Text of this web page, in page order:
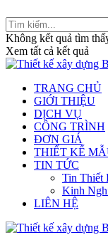
Không kết quả tìm
Xem tất cả kết quả
TRANG CHỦ
GIỚI THIỆU
DỊCH VỤ
CÔNG TRÌNH
ĐƠN GIÁ
THIẾT KẾ
TIN TỨC
Tin Thiết
Kinh
LIÊN HỆ